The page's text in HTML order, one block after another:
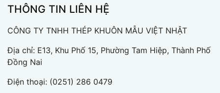
THÔNG TIN LIÊN HỆ
CÔNG TY TNHH THÉP KHUÔN MẪU VIỆT NHẬT
Địa chỉ: E13, Khu Phố 15, Phường Tam Hiệp, Thành Phố
Đồng Nai
Điện thoại: (0251) 286 0479